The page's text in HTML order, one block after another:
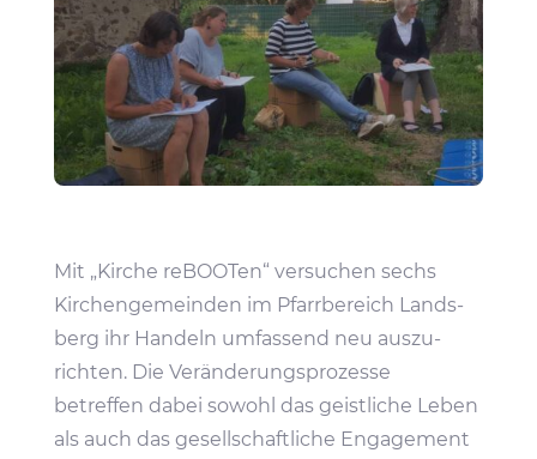
Mit „Kirche reBOOTen“ versu­chen sechs
Kirchen­ge­meinden im Pfarr­be­reich Lands­
berg ihr Handeln umfas­send neu auszu­
richten. Die Verän­de­rungs­pro­zesse
betreffen dabei sowohl das geist­liche Leben
als auch das gesell­schaft­liche Enga­ge­ment